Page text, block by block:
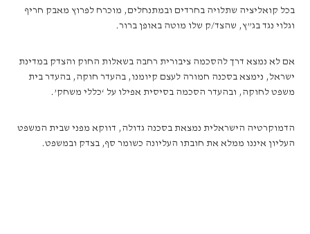
בכל קואליציה שתלויה בחרדים ובמתנחלים, מוכרח לפרוץ מאבק חריף
וגלוי נגד בג”ץ, שהצד/ק שלו מוטה באופן ברור.
אם לא נמצא דרך להסכמה ציבורית רחבה בשאלות החוק והצדק במדינת
ישראל, נימצא בסכנה חמורה לעצם קיומנו, בהעדר חוקה, בהעדר בית
משפט לחוקה, ובהעדר הסכמה בסיסית אפילו על ‘כללי משחק’.
הדמוקרטיה הישראלית נמצאת בסכנה גדולה, דווקא מפני שבית המשפט
העליון איננו ממלא את חובתו העליונה כשומר סף, בצדק ובמשפט.